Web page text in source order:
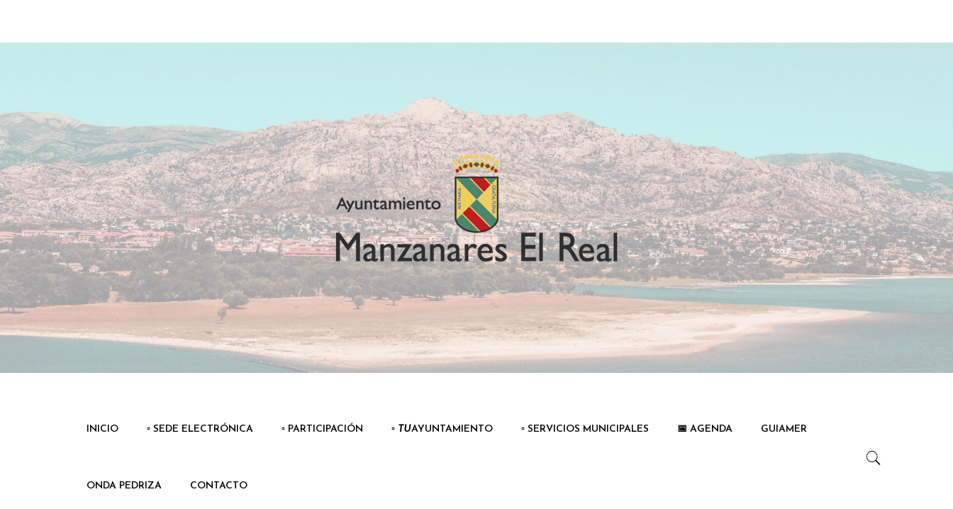
INICIO ▫️ SEDE ELECTRÓNICA ▫️ PARTICIPACIÓN ▫️ TUAYUNTAMIENTO ▫️ SERVICIOS MUNICIPALES 📅 AGENDA GUIAMER
ONDA PEDRIZA CONTACTO